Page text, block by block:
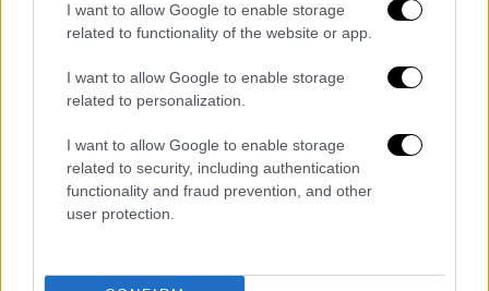
I want to allow Google to enable storage
related to functionality of the website or app.
I want to allow Google to enable storage
related to personalization.
I want to allow Google to enable storage
related to security, including authentication
functionality and fraud prevention, and other
user protection.
Τουρκία: Οι εξαγωγές θαλασσινών
Η Μαύρη Θάλασσα μετατρέπεται σε
χρηματιστήριο ιχθύων